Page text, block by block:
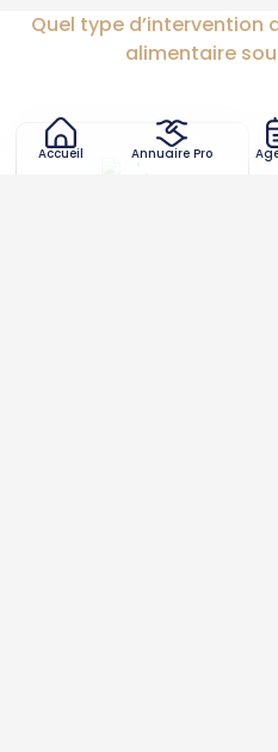
Accueil Annuaire Pro
Quel type
alimentaire